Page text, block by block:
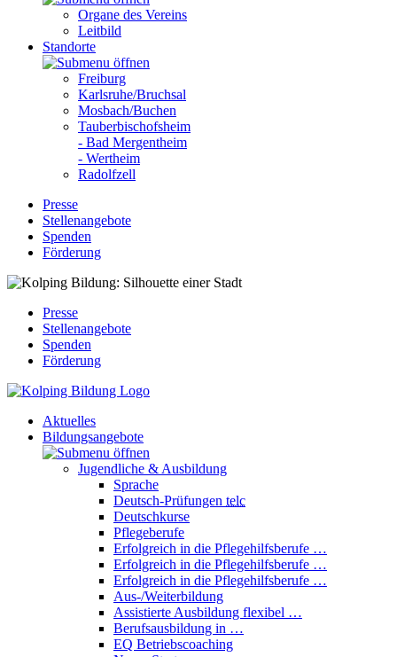
Organe des Vereins
Leitbild
Standorte
Freiburg
Karlsruhe/Bruchsal
Mosbach/Buchen
Tauberbischofsheim
- Bad Mergentheim
- Wertheim
Radolfzell
Presse
Stellenangebote
Spenden
Förderung
Presse
Stellenangebote
Spenden
Förderung
Aktuelles
Bildungsangebote
Jugendliche & Ausbildung
Sprache
Deutsch-Prüfungen telc
Deutschkurse
Pflegeberufe
Erfolgreich in die Pflegehilfsberufe …
Erfolgreich in die Pflegehilfsberufe …
Erfolgreich in die Pflegehilfsberufe …
Aus-/Weiterbildung
Assistierte Ausbildung flexibel …
Berufsausbildung in …
EQ Betriebscoaching